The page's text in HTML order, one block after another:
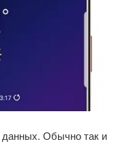
Обычно так и